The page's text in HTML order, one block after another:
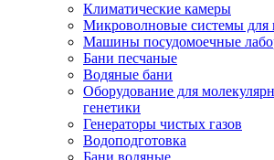
Климатические камеры
Микроволновые системы для
Машины посудомоечные
Бани песчаные
Водяные бани
Оборудование для
генетики
Генераторы чистых газов
Водоподготовка
Бани водяные